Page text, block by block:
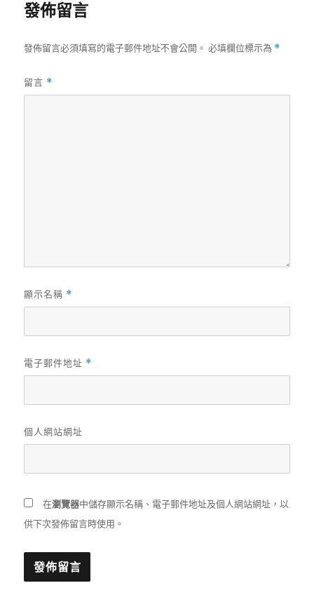
發佈留言
發佈留言必須填寫的電子郵件地址不會公開。 必填欄位標示為 *
留言 *
顯示名稱 *
電子郵件地址 *
個人網站網址
在瀏覽器中儲存顯示名稱、電子郵件地址及個人網站網址，以
供下次發佈留言時使用。